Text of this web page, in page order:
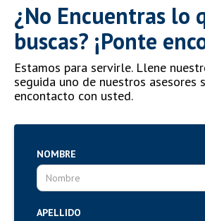
¿No Encuentras lo
buscas? ¡Ponte
Estamos para servirle. Llene
seguida uno de nuestros asesores
encontacto con usted.
NOMBRE
APELLIDO